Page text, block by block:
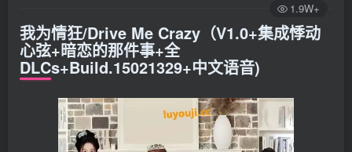
1.9W+
我为情狂/Drive Me Crazy（V1.0+集成悸动
心弦+暗恋的那件事+全
DLCs+Build.15021329+中文语音)